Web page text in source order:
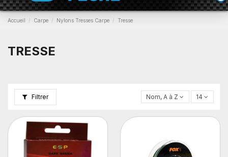
Accueil Carpe Nylons Tresses Carpe Tresse
TRESSE
Filtrer Nom, A à Z 14